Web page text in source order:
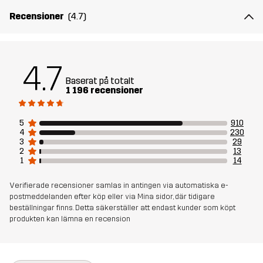
95% Polyester (Återvunnen), 5%
Hållbarhet Återvunna detaljer läs här
Artikelnummer 10765_4170
Recensioner (4.7)
4.7 Baserat på totalt
1 196 recensioner
5
910
4
230
3
29
2
13
1
14
Verifierade recensioner samlas in antingen via automatiska e-
postmeddelanden efter köp eller via Mina sidor, där tidigare
beställningar finns. Detta säkerställer att endast kunder som köpt
produkten kan lämna en recension